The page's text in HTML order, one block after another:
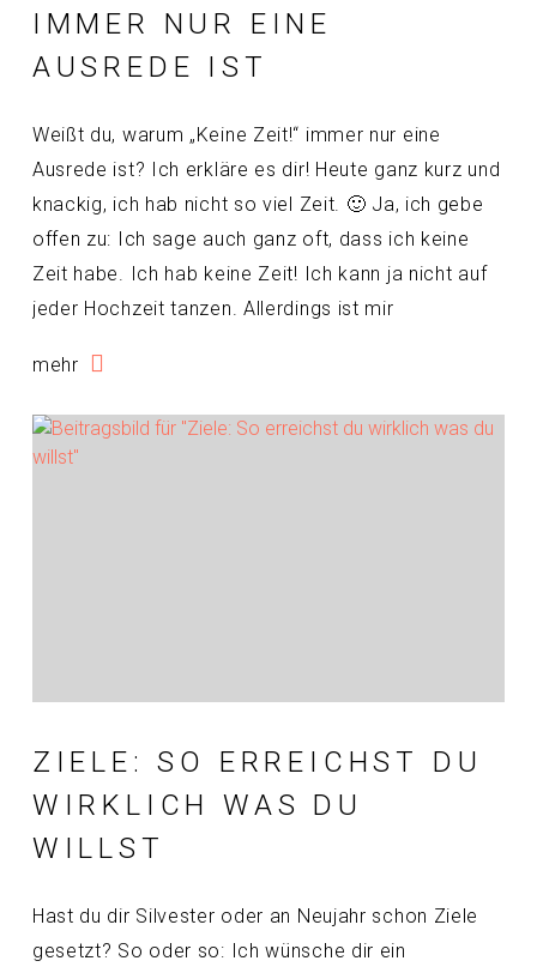
IMMER NUR EINE
AUSREDE IST
Weißt du, warum „Keine Zeit!“ immer nur eine
Ausrede ist? Ich erkläre es dir! Heute ganz kurz und
knackig, ich hab nicht so viel Zeit. 🙂 Ja, ich gebe
offen zu: Ich sage auch ganz oft, dass ich keine
Zeit habe. Ich hab keine Zeit! Ich kann ja nicht auf
jeder Hochzeit tanzen. Allerdings ist mir
mehr
ZIELE: SO ERREICHST DU
WIRKLICH WAS DU
WILLST
Hast du dir Silvester oder an Neujahr schon Ziele
gesetzt? So oder so: Ich wünsche dir ein